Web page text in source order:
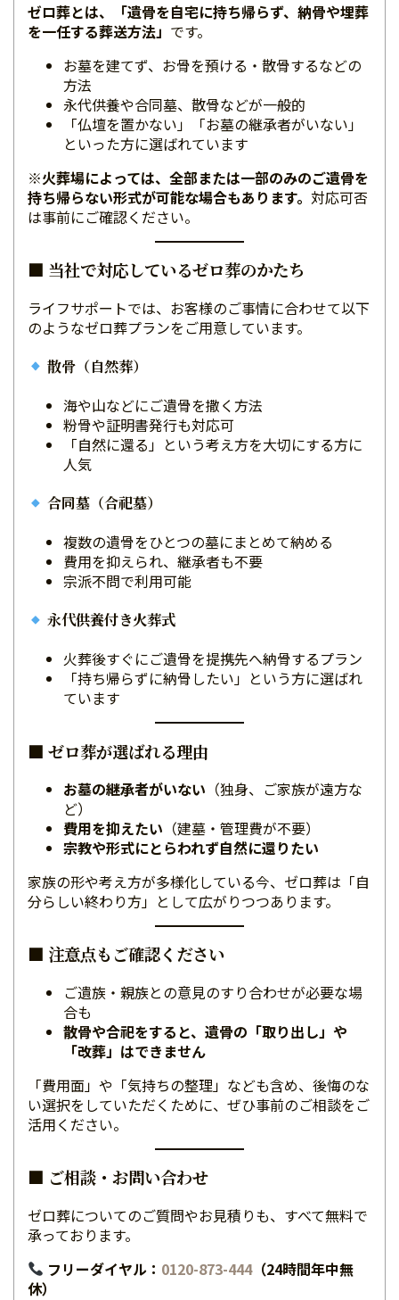
ゼロ葬とは、「遺骨を自宅に持ち帰らず、納骨や埋葬
を一任する葬送方法」 です。
お墓を建てず、お骨を預ける・散骨するなどの
方法
永代供養や合同墓、散骨などが一般的
「仏壇を置かない」「お墓の継承者がいない」
といった方に選ばれています
※火葬場によっては、全部または一部のみのご遺骨を
持ち帰らない形式が可能な場合もあります。 対応可否
は事前にご確認ください。
■ 当社で対応しているゼロ葬のかたち
ライフサポートでは、お客様のご事情に合わせて以下
のようなゼロ葬プランをご用意しています。
散骨（自然葬）
海や山などにご遺骨を撒く方法
粉骨や証明書発行も対応可
「自然に還る」という考え方を大切にする方に
人気
合同墓（合祀墓）
複数の遺骨をひとつの墓にまとめて納める
費用を抑えられ、継承者も不要
宗派不問で利用可能
永代供養付き火葬式
火葬後すぐにご遺骨を提携先へ納骨するプラン
「持ち帰らずに納骨したい」という方に選ばれ
ています
■ ゼロ葬が選ばれる理由
お墓の継承者がいない （独身、ご家族が遠方な
ど）
費用を抑えたい （建墓・管理費が不要）
宗教や形式にとらわれず自然に還りたい
家族の形や考え方が多様化している今、ゼロ葬は「自
分らしい終わり方」として広がりつつあります。
■ 注意点もご確認ください
ご遺族・親族との意見のすり合わせが必要な場
合も
散骨や合祀をすると、遺骨の「取り出し」や
「改葬」はできません
「費用面」や「気持ちの整理」なども含め、後悔のな
い選択をしていただくために、ぜひ事前のご相談をご
活用ください。
■ ご相談・お問い合わせ
ゼロ葬についてのご質問やお見積りも、すべて無料で
承っております。
フリーダイヤル： 0120-873-444（24時間年中無
休）